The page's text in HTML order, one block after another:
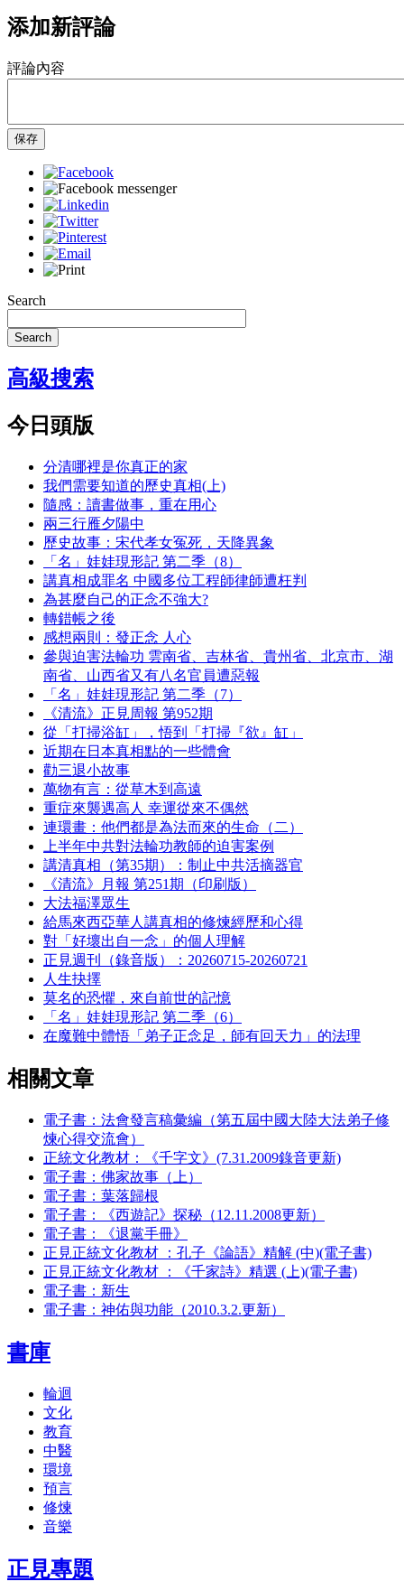
添加新評論
評論內容
保存
Search
Search
高級搜索
今日頭版
分清哪裡是你真正的家
我們需要知道的歷史真相(上)
隨感：讀書做事，重在用心
兩三行雁夕陽中
歷史故事：宋代孝女冤死，天降異象
「名」娃娃現形記 第二季（8）
講真相成罪名 中國多位工程師律師遭枉判
為甚麼自己的正念不強大?
轉錯帳之後
感想兩則：發正念 人心
參與迫害法輪功 雲南省、吉林省、貴州省、北京市、湖
南省、山西省又有八名官員遭惡報
「名」娃娃現形記 第二季（7）
《清流》正見周報 第952期
從「打掃浴缸」，悟到「打掃『欲』缸」
近期在日本真相點的一些體會
勸三退小故事
萬物有言：從草木到高遠
重症來襲遇高人 幸運從來不偶然
連環畫：他們都是為法而來的生命（二）
上半年中共對法輪功教師的迫害案例
講清真相（第35期）：制止中共活摘器官
《清流》月報 第251期（印刷版）
大法福澤眾生
給馬來西亞華人講真相的修煉經歷和心得
對「好壞出自一念」的個人理解
正見週刊（錄音版）：20260715-20260721
人生抉擇
莫名的恐懼，來自前世的記憶
「名」娃娃現形記 第二季（6）
在魔難中體悟「弟子正念足，師有回天力」的法理
相關文章
電子書：法會發言稿彙編（第五屆中國大陸大法弟子修
煉心得交流會）
正統文化教材：《千字文》(7.31.2009錄音更新)
電子書：佛家故事（上）
電子書：葉落歸根
電子書：《西遊記》探秘（12.11.2008更新）
電子書：《退黨手冊》
正見正統文化教材 ：孔子《論語》精解 (中)(電子書)
正見正統文化教材 ：《千家詩》精選 (上)(電子書)
電子書：新生
電子書：神佑與功能（2010.3.2.更新）
書庫
輪迴
文化
教育
中醫
環境
預言
修煉
音樂
正見專題